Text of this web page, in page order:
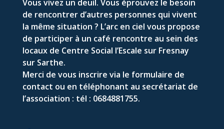
Vous vivez un deuil. Vous éprouvez le besoin
de rencontrer d’autres personnes qui vivent
la même situation ? L’arc en ciel vous propose
de participer à un café rencontre au sein des
locaux de Centre Social l’Escale sur Fresnay
sur Sarthe.
Merci de vous inscrire via le formulaire de
contact ou en téléphonant au secrétariat de
l’association : tél : 0684881755.